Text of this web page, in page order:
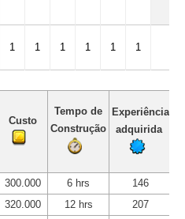
1 1 1 1 1 1
Custo
Tempo de
Construção
Experiência
adquirida
300.000 6 hrs
146
320.000 12 hrs
207